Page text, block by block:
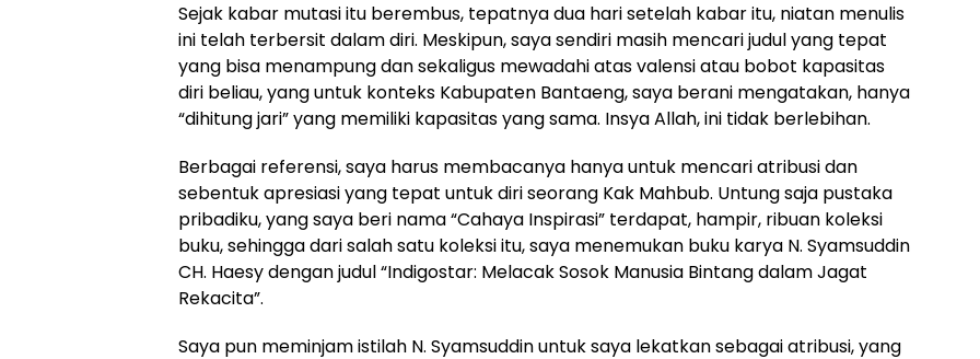
Sejak kabar mutasi itu berembus, tepatnya dua hari setelah kabar itu, niatan menulis
ini telah terbersit dalam diri. Meskipun, saya sendiri masih mencari judul yang tepat
yang bisa menampung dan sekaligus mewadahi atas valensi atau bobot kapasitas
diri beliau, yang untuk konteks Kabupaten Bantaeng, saya berani mengatakan, hanya
“dihitung jari” yang memiliki kapasitas yang sama. Insya Allah, ini tidak berlebihan.
Berbagai referensi, saya harus membacanya hanya untuk mencari atribusi dan
sebentuk apresiasi yang tepat untuk diri seorang Kak Mahbub. Untung saja pustaka
pribadiku, yang saya beri nama “Cahaya Inspirasi” terdapat, hampir, ribuan koleksi
buku, sehingga dari salah satu koleksi itu, saya menemukan buku karya N. Syamsuddin
CH. Haesy dengan judul “Indigostar: Melacak Sosok Manusia Bintang dalam Jagat
Rekacita”.
Saya pun meminjam istilah N. Syamsuddin untuk saya lekatkan sebagai atribusi, yang